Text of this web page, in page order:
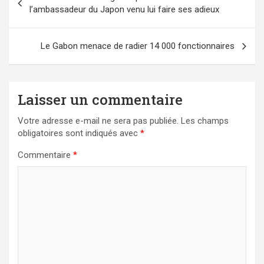
de
l’article
l’ambassadeur du Japon venu lui faire ses adieux
Le Gabon menace de radier 14 000 fonctionnaires
Laisser un commentaire
Votre adresse e-mail ne sera pas publiée. Les champs
obligatoires sont indiqués avec *
Commentaire *